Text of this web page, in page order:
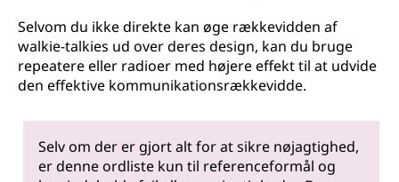
Selvom du ikke direkte kan øge rækkevidden af
walkie-talkies ud over deres design, kan du bruge
repeatere eller radioer med højere effekt til at udvide
den effektive kommunikationsrækkevidde.
Selv om der er gjort alt for at sikre nøjagtighed,
er denne ordliste kun til referenceformål og